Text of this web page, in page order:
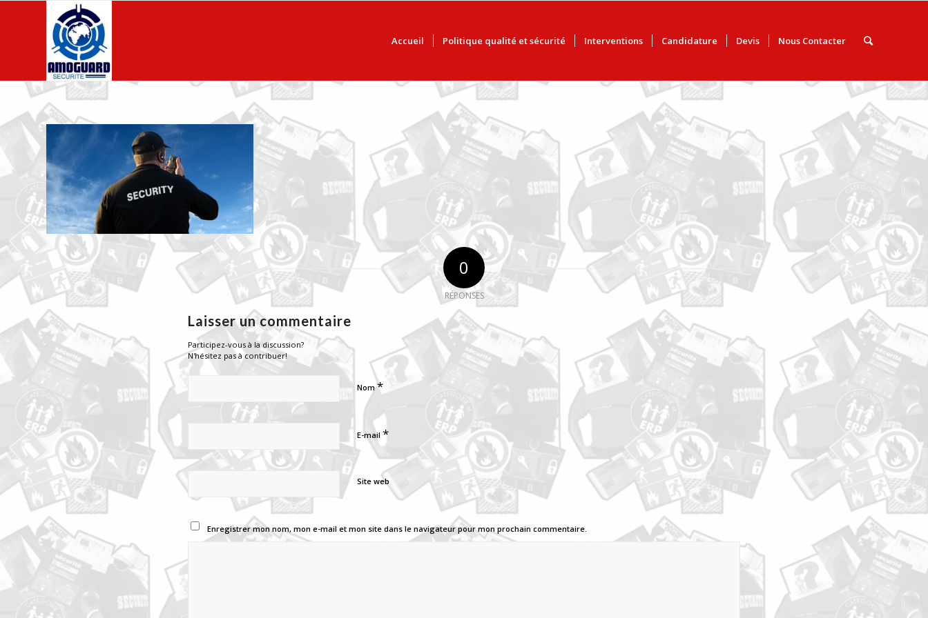
Accueil Politique qualité et sécurité Interventions Candidature Devis Nous Contacter
0
RÉPONSES
Laisser un commentaire
Participez-vous à la discussion?
N'hésitez pas à contribuer!
Nom*
E-mail *
Site web
Enregistrer mon nom, mon e-mail et mon site dans le navigateur pour mon prochain commentaire.